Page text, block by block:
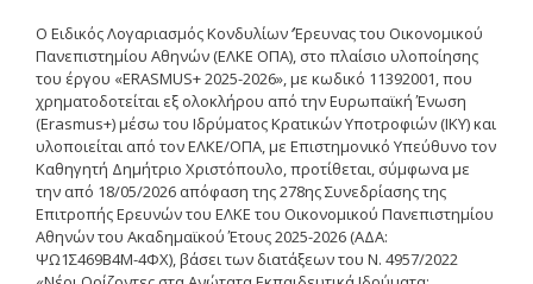
ΕΠ Ανάπτυξη Ανθρώπινου
Δυναμικού, Εκπαίδευση και
Διά Βίου Μάθηση
ΕΠ Ανταγωνιστικότητα,
Επιχειρηματικότητα και
Καινοτομία
ΕΡΓΑ ΕΣΠΑ 2014-2020
Δημοσιότητα ΕΛ.ΙΔ.Ε.Κ.
Ο Ειδικός Λογαριασμός Κονδυλίων ‘Έρευνας του Οικονομικού
Πανεπιστημίου Αθηνών (ΕΛΚΕ ΟΠΑ), στο πλαίσιο υλοποίησης
του έργου «ERASMUS+ 2025-2026», με κωδικό 11392001, που
χρηματοδοτείται εξ ολοκλήρου από την Ευρωπαϊκή Ένωση
(Erasmus+) μέσω του Ιδρύματος Κρατικών Υποτροφιών (ΙΚΥ) και
υλοποιείται από τον ΕΛΚΕ/ΟΠΑ, με Επιστημονικό Υπεύθυνο τον
Καθηγητή Δημήτριο Χριστόπουλο, προτίθεται, σύμφωνα με
την από 18/05/2026 απόφαση της 278ης Συνεδρίασης της
Επιτροπής Ερευνών του ΕΛΚΕ του Οικονομικού Πανεπιστημίου
Αθηνών του Ακαδημαϊκού Έτους 2025-2026 (ΑΔΑ:
ΨΩ1Σ469Β4Μ-4ΦΧ), βάσει των διατάξεων του Ν. 4957/2022